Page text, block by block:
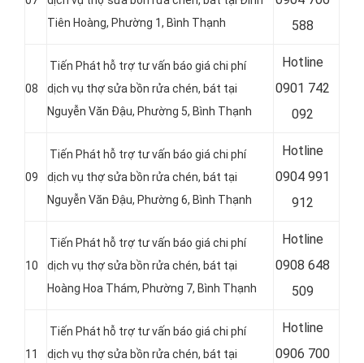
Tiên Hoàng, Phường 1, Bình Thạnh
588
08
Tiến Phát hỗ trợ tư vấn báo giá chi phí
dịch vụ thợ sửa bồn rửa chén, bát tại
Nguyễn Văn Đậu, Phường 5, Bình Thạnh
Hotline
0901 742
092
09
Tiến Phát hỗ trợ tư vấn báo giá chi phí
dịch vụ thợ sửa bồn rửa chén, bát tại
Nguyễn Văn Đậu, Phường 6, Bình Thạnh
Hotline
0904 991
912
10
Tiến Phát hỗ trợ tư vấn báo giá chi phí
dịch vụ thợ sửa bồn rửa chén, bát tại
Hoàng Hoa Thám, Phường 7, Bình Thạnh
Hotline
0908 648
509
11
Tiến Phát hỗ trợ tư vấn báo giá chi phí
dịch vụ thợ sửa bồn rửa chén, bát tại
Hotline
0906 700